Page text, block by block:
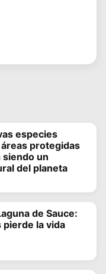
especies
protegidas
siendo un
del planeta
de Sauce:
pierde la vida